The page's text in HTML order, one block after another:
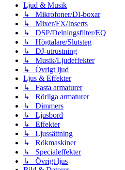
Ljud & Musik
↳ Mikrofoner/DI-boxar
↳ Mixer/FX/Inserts
↳ DSP/Delningsfilter/EQ
↳ Högtalare/Slutsteg
↳ DJ-utrustning
↳ Musik/Ljudeffekter
↳ Övrigt ljud
Ljus & Effekter
↳ Fasta armaturer
↳ Rörliga armaturer
↳ Dimmers
↳ Ljusbord
↳ Effekter
↳ Ljussättning
↳ Rökmaskiner
↳ Specialeffekter
↳ Övrigt ljus